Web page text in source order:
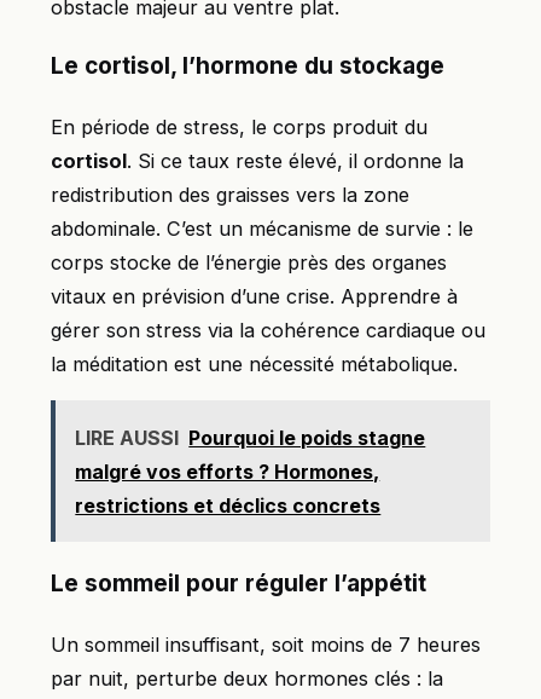
obstacle majeur au ventre plat.
Le cortisol, l’hormone du stockage
En période de stress, le corps produit du
cortisol. Si ce taux reste élevé, il ordonne la
redistribution des graisses vers la zone
abdominale. C’est un mécanisme de survie : le
corps stocke de l’énergie près des organes
vitaux en prévision d’une crise. Apprendre à
gérer son stress via la cohérence cardiaque ou
la méditation est une nécessité métabolique.
LIRE AUSSI Pourquoi le poids stagne
malgré vos efforts ? Hormones,
restrictions et déclics concrets
Le sommeil pour réguler l’appétit
Un sommeil insuffisant, soit moins de 7 heures
par nuit, perturbe deux hormones clés : la